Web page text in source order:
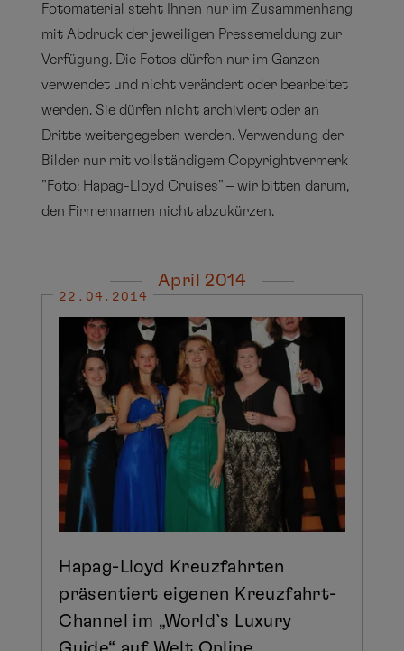
Fotomaterial steht Ihnen nur im Zusammenhang
mit Abdruck der jeweiligen Pressemeldung zur
Verfügung. Die Fotos dürfen nur im Ganzen
verwendet und nicht verändert oder bearbeitet
werden. Sie dürfen nicht archiviert oder an
Dritte weitergegeben werden. Verwendung der
Bilder nur mit vollständigem Copyrightvermerk
"Foto: Hapag-Lloyd Cruises" – wir bitten darum,
den Firmennamen nicht abzukürzen.
April 2014
Hapag-Lloyd Kreuzfahrten
präsentiert eigenen Kreuzfahrt-
Channel im „World`s Luxury
22.04.2014